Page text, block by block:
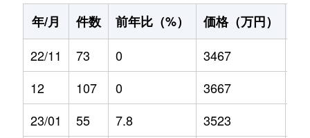
年/月
件数 前年比（%） 価格（万円）
22/11
73 0 3467
12
107 0 3667
23/01
55 7.8 3523